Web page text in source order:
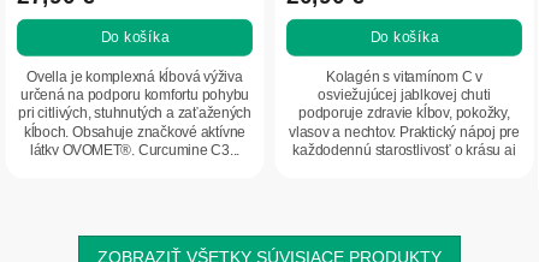
Do košíka
Ovella je komplexná kĺbová výživa
určená na podporu komfortu pohybu
pri citlivých, stuhnutých a zaťažených
kĺboch. Obsahuje značkové aktívne
látky OVOMET®, Curcumine C3...
Do košíka
Kolagén s vitamínom C v
osviežujúcej jablkovej chuti
podporuje zdravie kĺbov, pokožky,
vlasov a nechtov. Praktický nápoj pre
každodennú starostlivosť o krásu aj
ZOBRAZIŤ VŠETKY SÚVISIACE PRODUKTY